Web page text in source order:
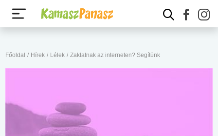
Főoldal / Hírek / Lélek / Zaklatnak az interneten? Segítünk